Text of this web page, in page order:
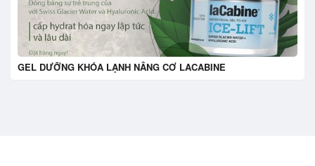
GEL DƯỠNG KHÓA LẠNH NÂNG CƠ LACABINE